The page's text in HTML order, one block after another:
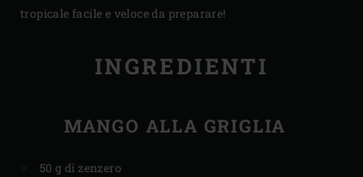
tropicale facile e veloce da preparare!
INGREDIENTI
MANGO ALLA GRIGLIA
50 g di zenzero